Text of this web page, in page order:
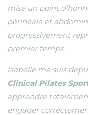
mise un point
périnéale et
progressivement
premier temps.
Isabelle me suis
Clinical Pilates
apprendre
engager